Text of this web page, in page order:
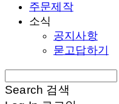
주문제작
소식
공지사항
묻고답하기
Search 검색